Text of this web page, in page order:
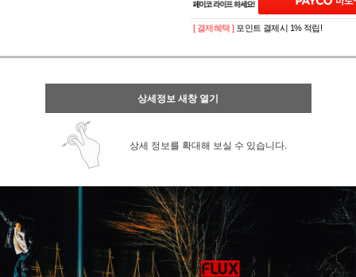
[ 결제혜택 ] 포인트 결제시 1% 적립!
상세정보 새창 열기
상세 정보를 확대해 보실 수 있습니다.